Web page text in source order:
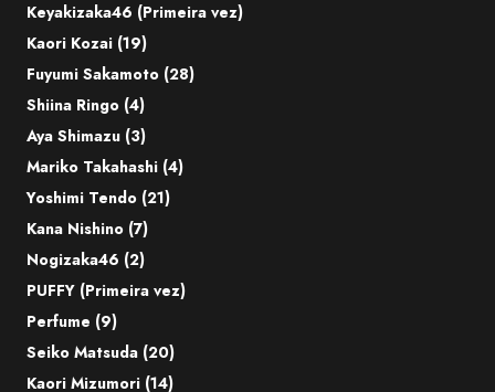
Keyakizaka46 (Primeira vez)
Kaori Kozai (19)
Fuyumi Sakamoto (28)
Shiina Ringo (4)
Aya Shimazu (3)
Mariko Takahashi (4)
Yoshimi Tendo (21)
Kana Nishino (7)
Nogizaka46 (2)
PUFFY (Primeira vez)
Perfume (9)
Seiko Matsuda (20)
Kaori Mizumori (14)